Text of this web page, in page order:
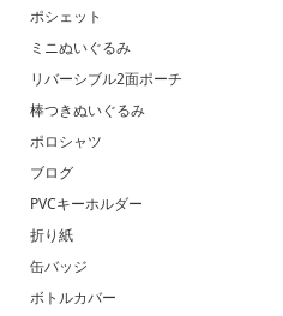
ポシェット
ミニぬいぐるみ
リバーシブル2面ポーチ
棒つきぬいぐるみ
ポロシャツ
ブログ
PVCキーホルダー
折り紙
缶バッジ
ボトルカバー